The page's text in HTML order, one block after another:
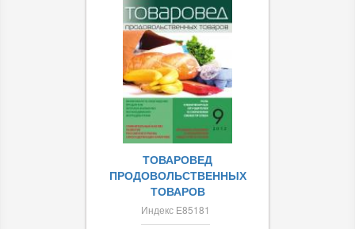
ТОВАРОВЕД
ПРОДОВОЛЬСТВЕННЫХ
ТОВАРОВ
Индекс Е85181